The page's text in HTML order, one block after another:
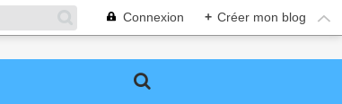
Connexion + Créer mon blog